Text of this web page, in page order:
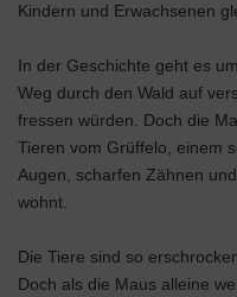
Kindern und Erwachsenen
In der Geschichte geht es
Weg durch den Wald auf
fressen würden. Doch die
Tieren vom Grüffelo, einem
Augen, scharfen Zähnen
wohnt.
Die Tiere sind so
Doch als die Maus alleine